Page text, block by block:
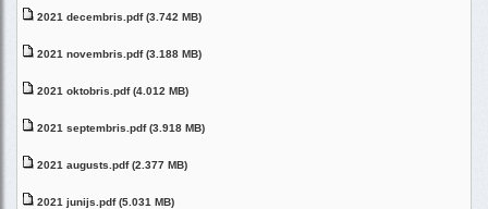
2021 decembris.pdf (3.742 MB)
2021 novembris.pdf (3.188 MB)
2021 oktobris.pdf (4.012 MB)
2021 septembris.pdf (3.918 MB)
2021 augusts.pdf (2.377 MB)
2021 junijs.pdf (5.031 MB)